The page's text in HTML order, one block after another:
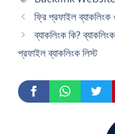
ফ্রি প্রফাইল ব্যাকলিংক
ব্যাকলিংক কি?
প্রফাইল ব্যাকলিংক লিস্ট